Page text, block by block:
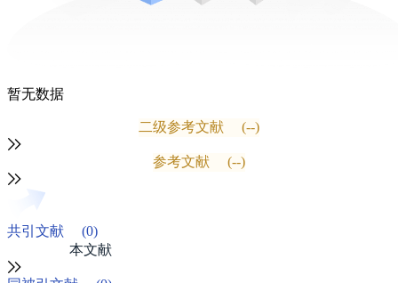
暂无数据
二级参考文献 (--)
参考文献 (--)
共引文献
(0)
本文献